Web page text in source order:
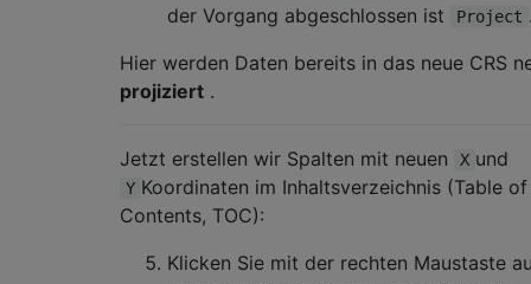
der Vorgang abgeschlossen ist
Project
Hier werden Daten bereits in das neue CRS
projiziert .
Jetzt erstellen wir Spalten mit neuen X und
Y Koordinaten im Inhaltsverzeichnis (Table of
Contents, TOC):
Klicken Sie mit der rechten Maustaste